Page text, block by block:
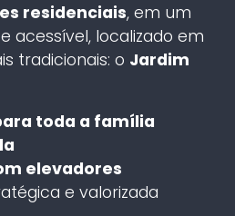
residenciais, em um
acessível, localizado em
tradicionais: o Jardim
toda a família
elevadores
e valorizada